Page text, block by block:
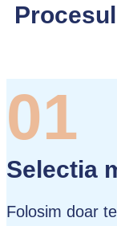
01
Selectia
Folosim doar